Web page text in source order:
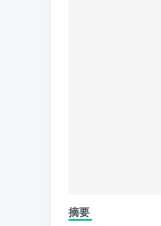
摘要